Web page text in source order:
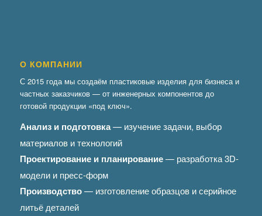
О КОМПАНИИ
С 2015 года мы создаём пластиковые изделия для бизнеса и
частных заказчиков — от инженерных компонентов до
готовой продукции «под ключ».
Анализ и подготовка— изучение задачи, выбор
материалов и технологий
Проектирование и планирование— разработка 3D-
модели и пресс-форм
Производство— изготовление образцов и серийное
литьё деталей